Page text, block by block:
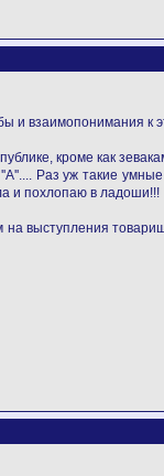
и взаимопонимания к
кроме как
Раз уж такие
и похлопаю в ладоши!!!
выступления